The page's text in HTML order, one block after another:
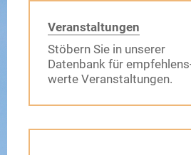
Veranstaltungen
Stöbern Sie in unserer
Datenbank für
werte Veranstaltungen.